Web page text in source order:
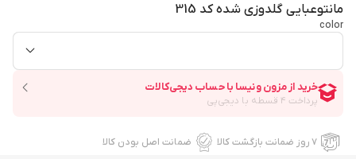
مانتوعبایی گلدوزی شده کد 315
color
۷ روز ضمانت بازگشت کالا ضمانت اصل بودن کالا